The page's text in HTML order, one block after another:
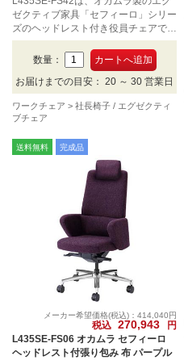
ゼクティブ家具「セフィーロ」シリー
ズのヘッドレスト付き役員チェアで
す。布張り、カラーはチャコールグレ
数量：
お届けまでの目安： 20 ～ 30 営業日
ワークチェア
社長椅子 / エグゼクティ
ブチェア
送料無料 完成品
メーカー希望価格(税込)：414,040円
税込 270,943
円
L435SE-FS06 オカムラ セフィーロ
ヘッドレスト付張り包み 布 パープル